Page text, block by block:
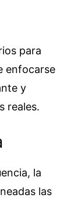
para
enfocarse
y
reales.
la
las